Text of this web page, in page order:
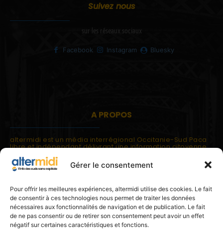
Gérer le consentement
Pour offrir les meilleures expériences, altermidi utilise des cookies. Le fait
de consentir à ces technologies nous permet de traiter les données
nécessaires aux fonctionnalités de navigation et de publication. Le fait
de ne pas consentir ou de retirer son consentement peut avoir un effet
négatif sur certaines caractéristiques et fonctions.
Suivez nous
sur les réseaux sociaux
Facebook Instagram Bluesky
A PROPOS
altermidi est un média interrégional Occitanie-Sud Paca
libre et indépendant délivrant une information citoyenne
altermidi est ouvert sur les suds, la méditerranée,
altermidi aborde des thématiques globales évaluées à
partir des constats de terrain ou d'analyses à l'échelon
local.
altermidi c'est l'information capitale, sans capitale.